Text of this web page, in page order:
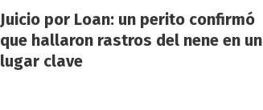
Juicio por Loan: un perito confirmó
que hallaron rastros del nene en un
lugar clave